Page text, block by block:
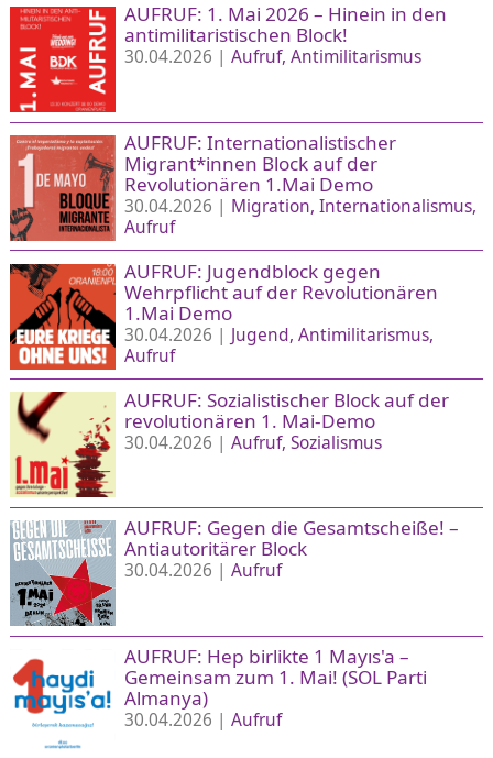
AUFRUF: 1. Mai 2026 – Hinein in den
antimilitaristischen Block!
30.04.2026 |Aufruf Antimilitarismus
AUFRUF: Internationalistischer
Migrant*innen Block auf der
Revolutionären 1.Mai Demo
30.04.2026 | Migration Internationalismus
Aufruf
AUFRUF: Jugendblock gegen
Wehrpflicht auf der Revolutionären
1.Mai Demo
30.04.2026 | Jugend Antimilitarismus
Aufruf
AUFRUF: Sozialistischer Block auf der
revolutionären 1. Mai-Demo
30.04.2026 |Aufruf Sozialismus
AUFRUF: Gegen die Gesamtscheiße! –
Antiautoritärer Block
30.04.2026 |Aufruf
AUFRUF: Hep birlikte 1 Mayıs'a –
Gemeinsam zum 1. Mai! (SOL Parti
Almanya)
30.04.2026 |Aufruf